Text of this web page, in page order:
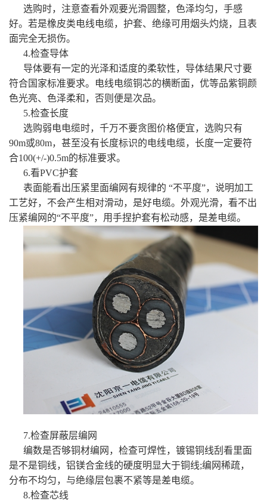
选购时，注意查看外观要光滑圆整，色泽均匀，手感
好。若是橡皮类电线电缆，护套、绝缘可用烟头灼烧，且表
面完全无损伤。
4.检查导体
导体要有一定的光泽和适度的柔软性，导体结果尺寸要
符合国家标准要求。电线电缆铜芯的横断面，优等品紫铜颜
色光亮、色泽柔和，否则便是次品。
5.检查长度
选购弱电电缆时，千万不要贪图价格便宜，选购只有
90m或80m，甚至没有长度标识的电线电缆，长度一定要符
合100(+/-)0.5m的标准要求。
6.看PVC护套
表面能看出压紧里面编网有规律的 “不平度”，说明加工
工艺好，不会产生相对滑动，是好电缆。外观光滑，看不出
压紧编网的“不平度”，用手捏护套有松动感，是差电缆。
7.检查屏蔽层编网
编数是否够铜材编网，检查可焊性，镀锡铜线刮看里面
是不是铜线，铝镁合金线的硬度明显大于铜线;编网稀疏，
分布不均匀，与绝缘层包裹不紧等是差电缆。
8.检查芯线